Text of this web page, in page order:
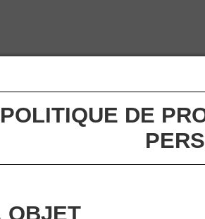
POLITIQUE DE
OBJET